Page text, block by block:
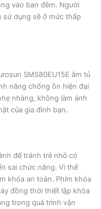
vào ban đêm. Người
sử dụng sẽ ở mức thấp
SMS80EU15E âm tủ
năng chống ồn hiện đại
nhàng, không làm ảnh
của gia đình bạn.
để tránh trẻ nhỏ có
sai chức năng. Vì thế
khóa an toàn. Phím khóa
đồng thời thiết lập khóa
trong quá trình vận